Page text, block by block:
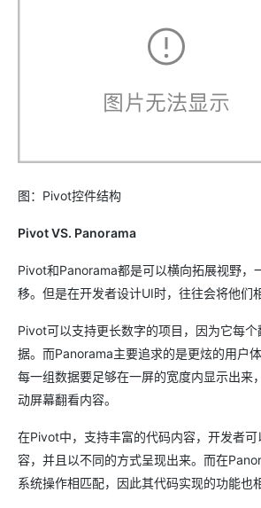
图：Pivot控件结构
Pivot VS. Panorama
Pivot和Panorama都是可以横向拓展视野，
移。但是在开发者设计UI时，往往会将他们
Pivot可以支持更长数字的项目，因为它每
据。而Panorama主要追求的是更炫的用户
每一组数据要足够在一屏的宽度内显示出来
动屏幕翻看内容。
在Pivot中，支持丰富的代码内容，开发者可
容，并且以不同的方式呈现出来。而在
系统操作相匹配，因此其代码实现的功能也